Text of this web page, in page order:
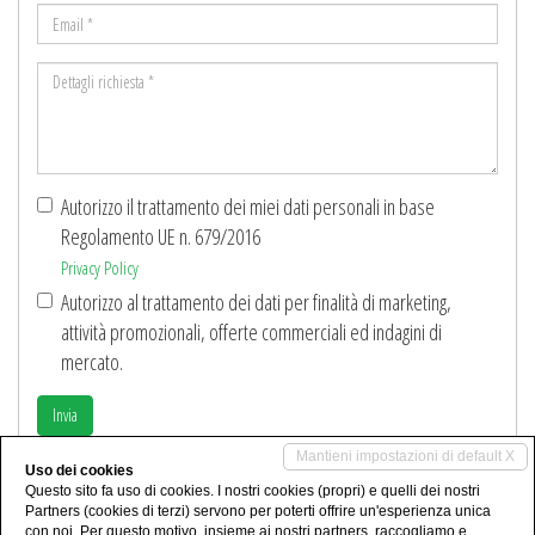
Email
*
Dettagli
Autorizzo il trattamento dei miei dati personali in base
Regolamento UE n. 679/2016
Privacy Policy
Autorizzo al trattamento dei dati per finalità di marketing,
attività promozionali, offerte commerciali ed indagini di
mercato.
Invia
Condividi
Mantieni impostazioni di default X
Uso dei cookies
Questo sito fa uso di cookies. I nostri cookies (propri) e quelli dei nostri
Partners (cookies di terzi) servono per poterti offrire un'esperienza unica
con noi. Per questo motivo, insieme ai nostri partners, raccogliamo e